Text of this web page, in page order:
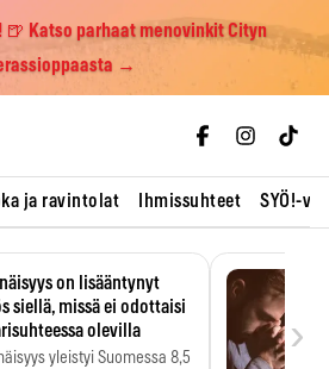
🍺 Katso parhaat menovinkit Cityn
→
ja ravintolat Ihmissuhteet SYÖ!-
on lisääntynyt
siellä, missä ei odottaisi
olevilla
yleistyi Suomessa 8,5
›